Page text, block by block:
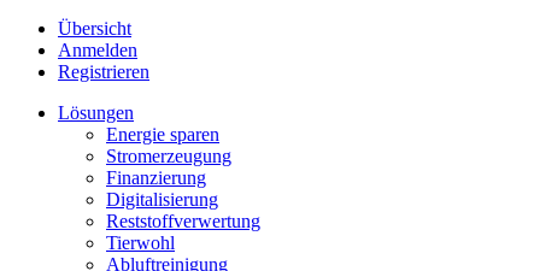
Übersicht
Anmelden
Registrieren
Lösungen
Energie sparen
Stromerzeugung
Finanzierung
Digitalisierung
Reststoffverwertung
Tierwohl
Abluftreinigung